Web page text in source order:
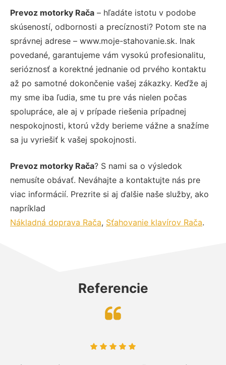
Prevoz motorky Rača – hľadáte istotu v podobe
skúseností, odbornosti a precíznosti? Potom ste na
správnej adrese – www.moje-stahovanie.sk. Inak
povedané, garantujeme vám vysokú profesionalitu,
serióznosť a korektné jednanie od prvého kontaktu
až po samotné dokončenie vašej zákazky. Keďže aj
my sme iba ľudia, sme tu pre vás nielen počas
spolupráce, ale aj v prípade riešenia prípadnej
nespokojnosti, ktorú vždy berieme vážne a snažíme
sa ju vyriešiť k vašej spokojnosti.
Prevoz motorky Rača? S nami sa o výsledok
nemusíte obávať. Neváhajte a kontaktujte nás pre
viac informácií. Prezrite si aj ďalšie naše služby, ako
napríklad
Nákladná doprava Rača, Sťahovanie klavírov Rača.
Referencie